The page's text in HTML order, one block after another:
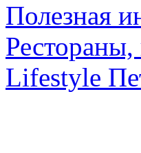
Полезная
Lifestyle